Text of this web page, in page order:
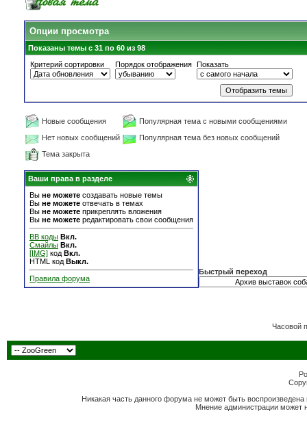
Опции просмотра
Показаны темы с 31 по 60 из 98
Критерий сортировки
Порядок отображения Показать
Новые сообщения
Популярная тема с новыми сообщениями
Нет новых сообщений
Популярная тема без новых сообщений
Тема закрыта
Ваши права в разделе
Вы не можете создавать новые темы
Вы не можете отвечать в темах
Вы не можете прикреплять вложения
Вы не можете редактировать свои сообщения
BB коды Вкл.
Смайлы Вкл.
[IMG] код Вкл.
HTML код Выкл.
Правила форума
Быстрый переход
Часовой
Никакая часть данного форума не может быть
Мнение администрации может